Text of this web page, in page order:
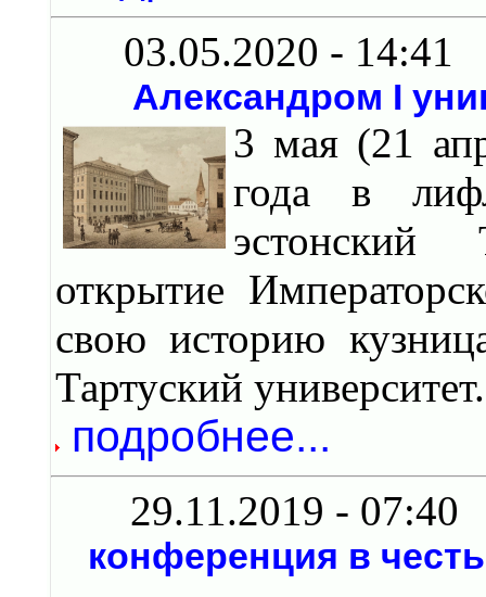
03.05.2020 - 14:41
Александром I
3 мая (21
года в
эстонский
открытие
свою историю
Тартуский университет.
подробнее...
29.11.2019 - 07:40
конференция в